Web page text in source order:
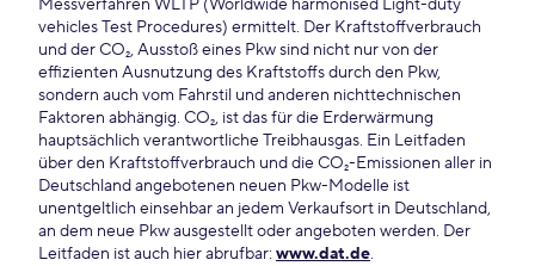
Messverfahren WLTP (Worldwide harmonised Light-duty
vehicles Test Procedures) ermittelt. Der Kraftstoffverbrauch
und der CO₂, Ausstoß eines Pkw sind nicht nur von der
effizienten Ausnutzung des Kraftstoffs durch den Pkw,
sondern auch vom Fahrstil und anderen nichttechnischen
Faktoren abhängig. CO₂, ist das für die Erderwärmung
hauptsächlich verantwortliche Treibhausgas. Ein Leitfaden
über den Kraftstoffverbrauch und die CO₂-Emissionen aller in
Deutschland angebotenen neuen Pkw-Modelle ist
unentgeltlich einsehbar an jedem Verkaufsort in Deutschland,
an dem neue Pkw ausgestellt oder angeboten werden. Der
Leitfaden ist auch hier abrufbar: www.dat.de.